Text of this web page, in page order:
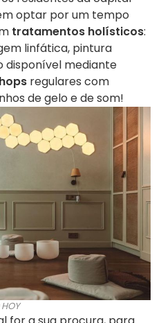
optar por um tempo
tratamentos holísticos:
linfática, pintura
disponível mediante
regulares com
de gelo e de som!